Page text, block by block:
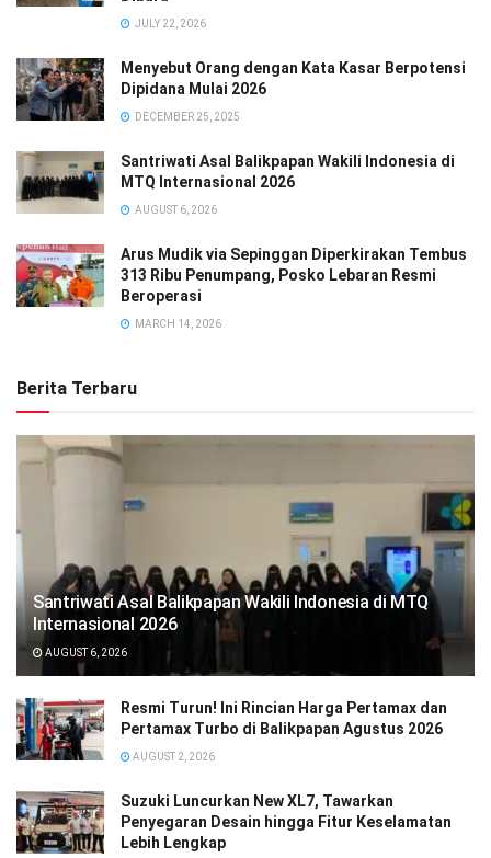
JULY 22, 2026
Menyebut Orang dengan Kata Kasar Berpotensi
Dipidana Mulai 2026
DECEMBER 25, 2025
Santriwati Asal Balikpapan Wakili Indonesia di
MTQ Internasional 2026
AUGUST 6, 2026
Arus Mudik via Sepinggan Diperkirakan Tembus
313 Ribu Penumpang, Posko Lebaran Resmi
Beroperasi
MARCH 14, 2026
Berita Terbaru
Santriwati Asal Balikpapan Wakili Indonesia di MTQ
Internasional 2026
AUGUST 6, 2026
Resmi Turun! Ini Rincian Harga Pertamax dan
Pertamax Turbo di Balikpapan Agustus 2026
AUGUST 2, 2026
Suzuki Luncurkan New XL7, Tawarkan
Penyegaran Desain hingga Fitur Keselamatan
Lebih Lengkap